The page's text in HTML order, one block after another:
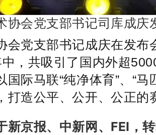
会党支部书记司库成庆
会党支部书记成庆在发布
，共吸引了国内外超
国际马联“纯净体育”、“
打造公平、公开、公正的
新京报、中新网、FEI，